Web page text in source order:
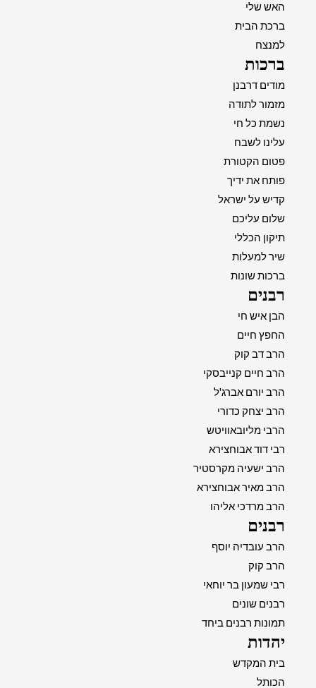
האש שלי
ברכת הבית
למנצח
ברכות
מודים דרבנן
מזמור לתודה
נשמת כל חי
עלינו לשבח
פטום הקטורת
פותח את ידיך
קדיש על ישראל
שלום עליכם
תיקון הכללי
שיר למעלות
ברכות שונות
רבנים
הבן איש חי
החפץ חיים
הרב דב קוק
הרב חיים קנייבסקי
הרב יורם אברג'ל
הרב יצחק כדורי
הרבי מליובאוויטש
רבי דוד אבוחצירא
הרב ישעיה מקרסטיר
הרב מאיר אבוחצירא
הרב מרדכי אליהו
רבנים
הרב עובדיה יוסף
הרב קוק
רבי שמעון בר יוחאי
רבנים שונים
תמונות רבנים ביחד
יהדות
בית המקדש
הכותל